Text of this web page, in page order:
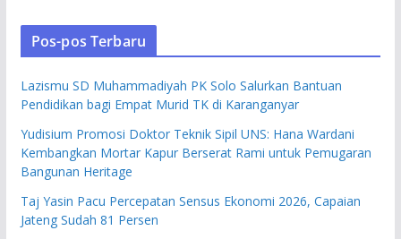
Pos-pos Terbaru
Lazismu SD Muhammadiyah PK Solo Salurkan Bantuan
Pendidikan bagi Empat Murid TK di Karanganyar
Yudisium Promosi Doktor Teknik Sipil UNS: Hana Wardani
Kembangkan Mortar Kapur Berserat Rami untuk Pemugaran
Bangunan Heritage
Taj Yasin Pacu Percepatan Sensus Ekonomi 2026, Capaian
Jateng Sudah 81 Persen